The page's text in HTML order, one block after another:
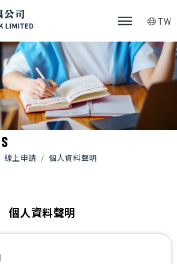
TW
線上申請 個人資料聲明
個人資料聲明